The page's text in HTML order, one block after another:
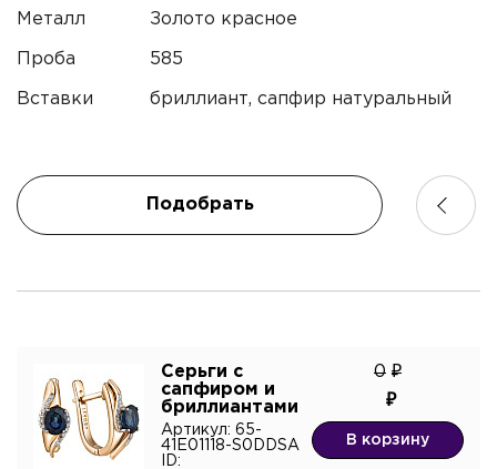
Металл Золото красное
Проба 585
Вставки бриллиант, сапфир натуральный
Подобрать
Серьги с
сапфиром и
бриллиантами
Артикул: 65-
41E01118-S0DDSA
ID:
0
В корзину